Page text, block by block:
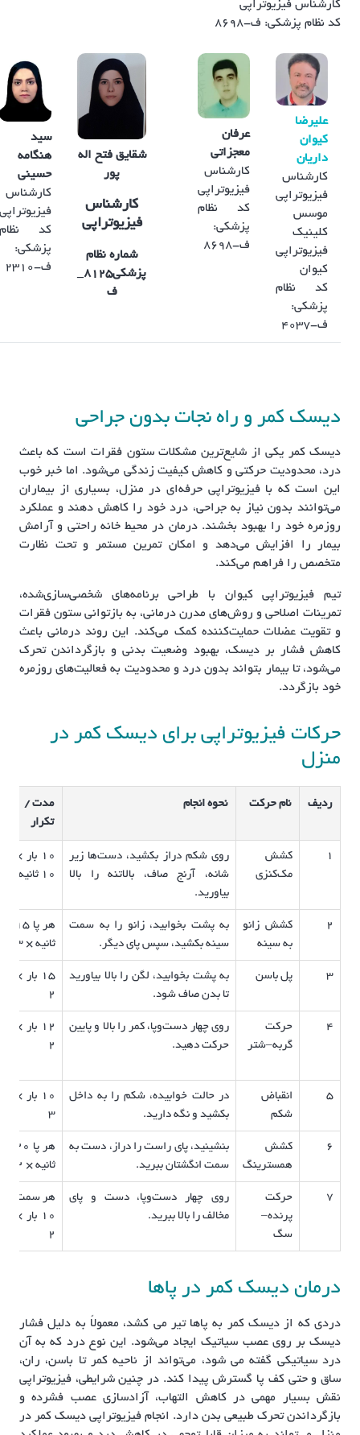
کارشناس فیزیوتراپی
کد نظام پزشکی: ف-8698
علیرضا
کیوان
داریان
کارشناس
فیزیوتراپی
موسس
کلینیک
فیزیوتراپی
کیوان
کد نظام
پزشکی:
ف-4037
عرفان
معجزاتی
کارشناس
فیزیوتراپی
کد نظام
پزشکی:
ف-8698
شقایق فتح اله
پور
کارشناس
فیزیوتراپی
شماره نظام
پزشکی
ف
سید
هنگامه
حسینی
کارشناس
فیزیوتراپی
کد نظام
پزشکی:
ف-2310
دیسک کمر و راه نجات بدون جراحی
دیسک کمر یکی از شایع‌ترین مشکلات ستون فقرات است که باعث
درد، محدودیت حرکتی و کاهش کیفیت زندگی می‌شود. اما خبر خوب
این است که با فیزیوتراپی حرفه‌ای در منزل، بسیاری از بیماران
می‌توانند بدون نیاز به جراحی، درد خود را کاهش دهند و عملکرد
روزمره خود را بهبود بخشند. درمان در محیط خانه راحتی و آرامش
بیمار را افزایش می‌دهد و امکان تمرین مستمر و تحت نظارت
متخصص را فراهم می‌کند.
تیم فیزیوتراپی کیوان با طراحی برنامه‌های شخصی‌سازی‌شده،
تمرینات اصلاحی و روش‌های مدرن درمانی، به بازتوانی ستون فقرات
و تقویت عضلات حمایت‌کننده کمک می‌کند. این روند درمانی باعث
کاهش فشار بر دیسک، بهبود وضعیت بدنی و بازگرداندن تحرک
می‌شود، تا بیمار بتواند بدون درد و محدودیت به فعالیت‌های روزمره
خود بازگردد.
حرکات فیزیوتراپی برای دیسک کمر در
منزل
ردیف نام حرکت نحوه انجام
مدت /
تکرار
1
کشش
مک‌کنزی
روی شکم دراز بکشید، دست‌ها زیر
شانه، آرنج صاف، بالاتنه را بالا
بیاورید.
10 بار ×
10 ثانیه
2
کشش زانو
به سینه
به پشت بخوابید، زانو را به سمت
سینه بکشید، سپس پای دیگر.
هر پا 15
ثانیه × 3
3 پل باسن
به پشت بخوابید، لگن را بالا بیاورید
تا بدن صاف شود.
15 بار ×
2
4
حرکت
گربه–شتر
روی چهار دست‌وپا، کمر را بالا و پایین
حرکت دهید.
12 بار ×
2
5
انقباض
شکم
در حالت خوابیده، شکم را به داخل
بکشید و نگه دارید.
10 بار ×
3
6
کشش
همسترینگ
بنشینید، پای راست را دراز، دست به
سمت انگشتان ببرید.
هر پا 20
ثانیه × 2
7
حرکت
پرنده–
سگ
روی چهار دست‌وپا، دست و پای
مخالف را بالا ببرید.
هر سمت
10 بار ×
2
درمان دیسک کمر در پاها
دردی که از دیسک کمر به پاها تیر می‌ کشد، معمولاً به دلیل فشار
دیسک بر روی عصب سیاتیک ایجاد می‌شود. این نوع درد که به آن
درد سیاتیکی گفته می‌ شود، می‌تواند از ناحیه کمر تا باسن، ران،
ساق و حتی کف پا گسترش پیدا کند. در چنین شرایطی، فیزیوتراپی
نقش بسیار مهمی در کاهش التهاب، آزادسازی عصب فشرده و
بازگرداندن تحرک طبیعی بدن دارد. انجام فیزیوتراپی دیسک کمر در